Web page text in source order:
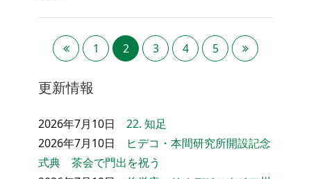
1 2 3 4 5
更新情報
2026年7月10日 22. 知足
2026年7月10日
ヒデコ・本間研究所開設記念
式典 茶会で門出を祝う